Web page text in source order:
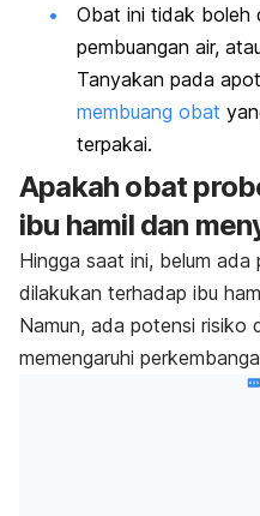
Obat ini tidak boleh
pembuangan air,
Tanyakan pada
membuang obat
terpakai.
Apakah obat
ibu hamil dan
Hingga saat ini, belum
dilakukan terhadap ibu
Namun, ada potensi risiko
memengaruhi